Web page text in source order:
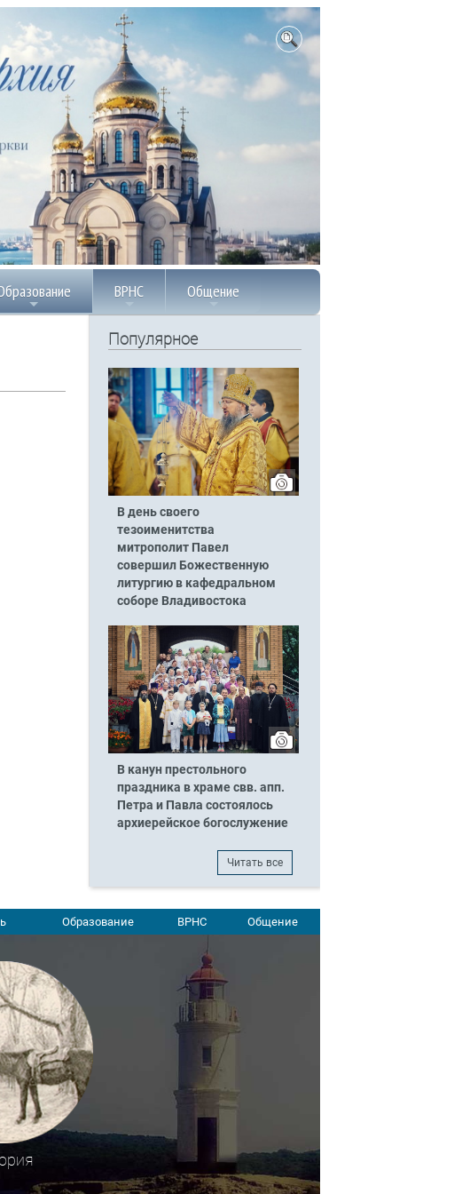
ВРНС Общение
Популярное
В день своего
тезоименитства
митрополит Павел
совершил Божественную
литургию в кафедральном
соборе Владивостока
В канун престольного
праздника в храме свв. апп.
Петра и Павла состоялось
архиерейское богослужение
Читать все
Образование ВРНС Общение